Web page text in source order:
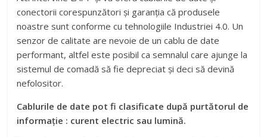
conectorii corespunzători și garanția că produsele
noastre sunt conforme cu tehnologiile Industriei 4.0. Un
senzor de calitate are nevoie de un cablu de date
performant, altfel este posibil ca semnalul care ajunge la
sistemul de comadă să fie depreciat şi deci să devină
nefolositor.
Cablurile de date pot fi clasificate după purtătorul de
informaţie : curent electric sau lumină.